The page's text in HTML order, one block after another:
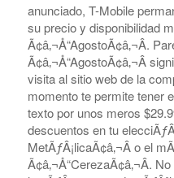
anunciado, T-Mobile
su precio y disponibilidad
Ã¢â‚¬Å“AgostoÃ¢â‚¬Â.
Ã¢â‚¬Å“AgostoÃ¢â‚¬Â
visita al sitio web de la
momento te permite tener
texto por unos meros
descuentos en tu
MetÃƒÂ¡licaÃ¢â‚¬Â o el
Ã¢â‚¬Å“CerezaÃ¢â‚¬Â.